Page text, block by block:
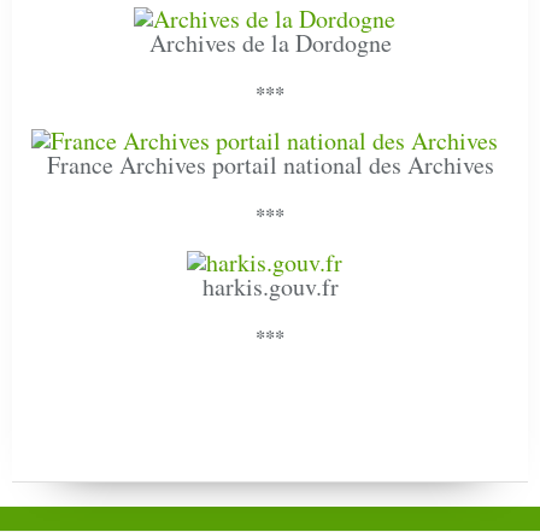
Archives de la Dordogne
***
France Archives portail national des Archives
***
harkis.gouv.fr
***